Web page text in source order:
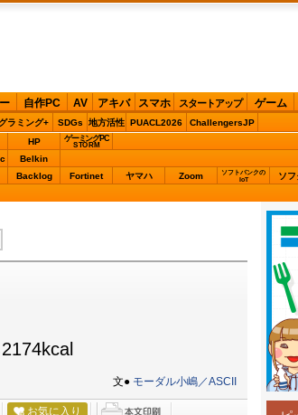
自作PC AV アキバ スマホ スタートアップ ゲーム
ラミング+ SDGs 地方活性 PUACL2026 ChallengersJP
HP ゲーミングPC
STORM
Belkin
Backlog Fortinet ヤマハ Zoom
ソフトバンクの
IoT
ソフ
文● モーダル小嶋／ASCII
お気に入り